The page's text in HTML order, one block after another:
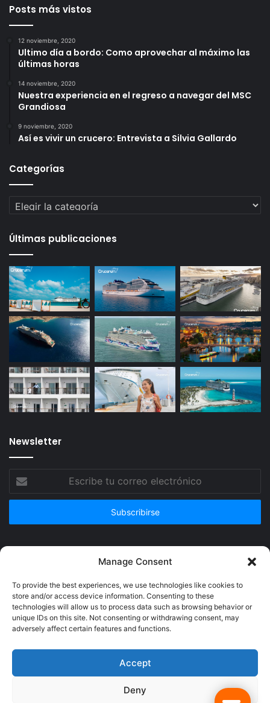
Manage Consent
To provide the best experiences, we use technologies like cookies to
store and/or access device information. Consenting to these
technologies will allow us to process data such as browsing behavior or
unique IDs on this site. Not consenting or withdrawing consent, may
adversely affect certain features and functions.
Accept
Deny
Posts más vistos
12 noviembre, 2020
Ultimo día a bordo: Como aprovechar al máximo las
últimas horas
14 noviembre, 2020
Nuestra experiencia en el regreso a navegar del MSC
Grandiosa
9 noviembre, 2020
Así es vivir un crucero: Entrevista a Silvia Gallardo
Categorías
Categorías
Últimas publicaciones
Newsletter
correo
© Copyright 2026, Todos los derechos reservados @Crucerum |